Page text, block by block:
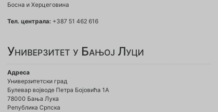
Босна и Херцеговина
Тел. централа: +387 51 462 616
Универзитет у Бањој Луци
Адреса
Универзитетски град
Булевар војводе Петра Бојовића 1А
78000 Бања Лука
Република Српска